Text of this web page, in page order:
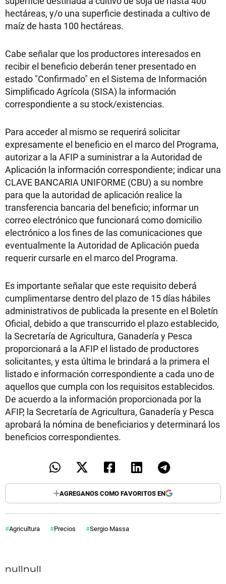
hectáreas, y/o una superficie destinada a cultivo de
maíz de hasta 100 hectáreas.
Cabe señalar que los productores interesados en
recibir el beneficio deberán tener presentado en
estado "Confirmado" en el Sistema de Información
Simplificado Agrícola (SISA) la información
correspondiente a su stock/existencias.
Para acceder al mismo se requerirá solicitar
expresamente el beneficio en el marco del Programa,
autorizar a la AFIP a suministrar a la Autoridad de
Aplicación la información correspondiente; indicar una
CLAVE BANCARIA UNIFORME (CBU) a su nombre
para que la autoridad de aplicación realice la
transferencia bancaria del beneficio; informar un
correo electrónico que funcionará como domicilio
electrónico a los fines de las comunicaciones que
eventualmente la Autoridad de Aplicación pueda
requerir cursarle en el marco del Programa.
Es importante señalar que este requisito deberá
cumplimentarse dentro del plazo de 15 días hábiles
administrativos de publicada la presente en el Boletín
Oficial, debido a que transcurrido el plazo establecido,
la Secretaría de Agricultura, Ganadería y Pesca
proporcionará a la AFIP el listado de productores
solicitantes, y esta última le brindará a la primera el
listado e información correspondiente a cada uno de
aquellos que cumpla con los requisitos establecidos.
De acuerdo a la información proporcionada por la
AFIP, la Secretaría de Agricultura, Ganadería y Pesca
aprobará la nómina de beneficiarios y determinará los
beneficios correspondientes.
AGREGANOS COMO FAVORITOS EN
Agricultura Precios Sergio Massa
nullnull